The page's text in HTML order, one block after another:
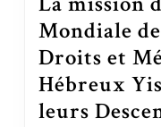
Mondiale
Droits et
Hébreux
leurs